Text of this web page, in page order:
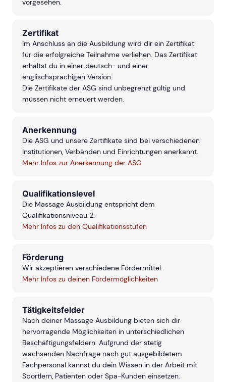
vorgesehen.
Zertifikat
Im Anschluss an die Ausbildung wird dir ein Zertifikat
für die erfolgreiche Teilnahme verliehen. Das Zertifikat
erhältst du in einer deutsch- und einer
englischsprachigen Version.
Die Zertifikate der ASG sind unbegrenzt gültig und
müssen nicht erneuert werden.
Anerkennung
Die ASG und unsere Zertifikate sind bei verschiedenen
Institutionen, Verbänden und Einrichtungen anerkannt.
Mehr Infos zur Anerkennung der ASG
Qualifikationslevel
Die Massage Ausbildung entspricht dem
Qualifikationsniveau 2.
Mehr Infos zu den Qualifikationsstufen
Förderung
Wir akzeptieren verschiedene Fördermittel.
Mehr Infos zu deinen Fördermöglichkeiten
Tätigkeitsfelder
Nach deiner Massage Ausbildung bieten sich dir
hervorragende Möglichkeiten in unterschiedlichen
Beschäftigungsfeldern. Aufgrund der stetig
wachsenden Nachfrage nach gut ausgebildetem
Fachpersonal kannst du dein Wissen in der Arbeit mit
Sportlern, Patienten oder Spa-Kunden einsetzen.